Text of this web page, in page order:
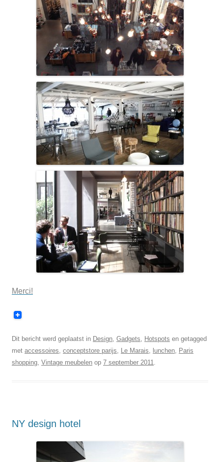
Merci!
Dit bericht werd geplaatst in Design Gadgets Hotspots en getagged
met accessoires conceptstore parijs Le Marais lunchen Paris
shopping Vintage meubelen op 7 september 2011
NY design hotel